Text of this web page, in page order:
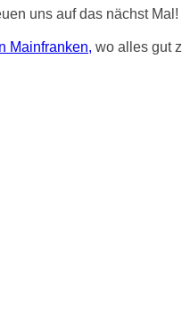
uns auf das nächst Mal!
Mainfranken, wo alles gut